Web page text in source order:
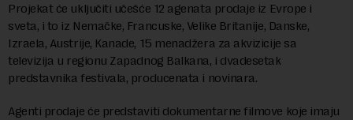
Projekat će uključiti učešće 12 agenata prodaje iz Evrope i
sveta, i to iz Nemačke, Francuske, Velike Britanije, Danske,
Izraela, Austrije, Kanade, 15 menadžera za akvizicije sa
televizija u regionu Zapadnog Balkana, i dvadesetak
predstavnika festivala, producenata i novinara.
Agenti prodaje će predstaviti dokumentarne filmove koje imaju